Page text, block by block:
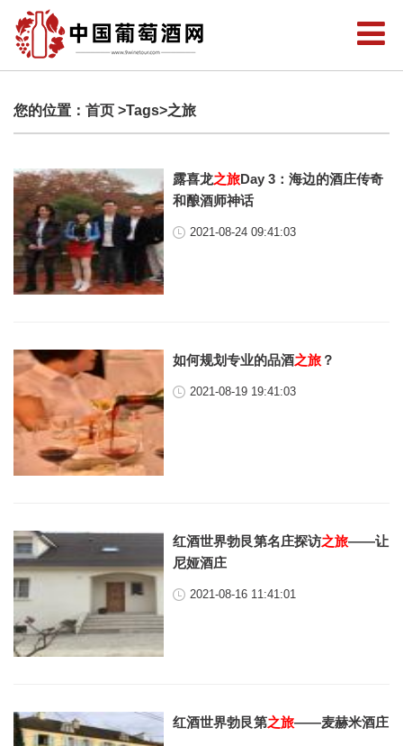
您的位置： 首页 >Tags>之旅
露喜龙之旅Day 3：海边的酒庄传奇
和酿酒师神话
2021-08-24 09:41:03
如何规划专业的品酒之旅 ？
2021-08-19 19:41:03
红酒世界勃艮第名庄探访之旅——让
尼娅酒庄
2021-08-16 11:41:01
红酒世界勃艮第之旅——麦赫米酒庄